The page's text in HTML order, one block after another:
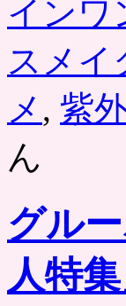
インワ
スメイ
メ , 紫
ん
グル
人特